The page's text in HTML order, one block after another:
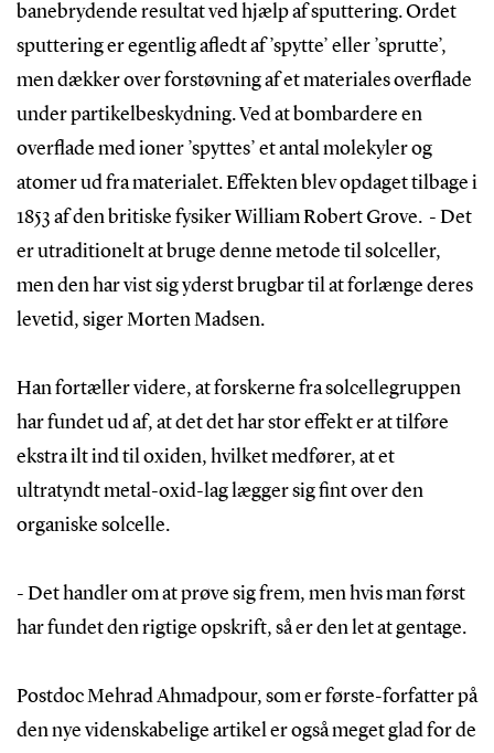
banebrydende resultat ved hjælp af sputtering. Ordet
sputtering er egentlig afledt af ’spytte’ eller ’sprutte’,
men dækker over forstøvning af et materiales overflade
under partikelbeskydning. Ved at bombardere en
overflade med ioner ’spyttes’ et antal molekyler og
atomer ud fra materialet. Effekten blev opdaget tilbage i
1853 af den britiske fysiker William Robert Grove. - Det
er utraditionelt at bruge denne metode til solceller,
men den har vist sig yderst brugbar til at forlænge deres
levetid, siger Morten Madsen.
Han fortæller videre, at forskerne fra solcellegruppen
har fundet ud af, at det det har stor effekt er at tilføre
ekstra ilt ind til oxiden, hvilket medfører, at et
ultratyndt metal-oxid-lag lægger sig fint over den
organiske solcelle.
- Det handler om at prøve sig frem, men hvis man først
har fundet den rigtige opskrift, så er den let at gentage.
Postdoc Mehrad Ahmadpour, som er første-forfatter på
den nye videnskabelige artikel er også meget glad for de